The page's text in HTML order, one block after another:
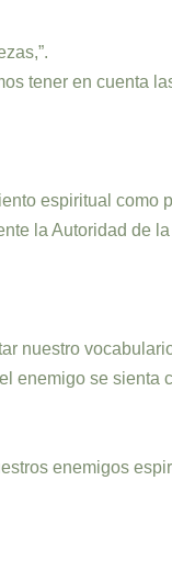
tener en cuenta
espiritual como
la Autoridad de
nuestro
enemigo se sienta
enemigos